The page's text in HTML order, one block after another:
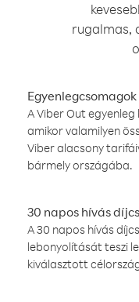
rugalmas,
Egyenlegcsomagok
A Viber Out
amikor valamilyen
Viber alacsony
bármely országába.
30 napos hívás
A 30 napos hívás
lebonyolítását teszi
kiválasztott